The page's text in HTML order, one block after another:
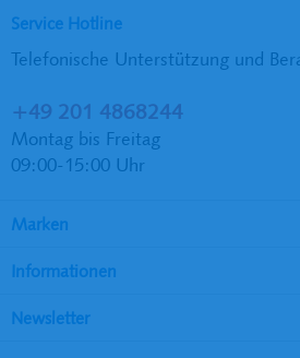
Service Hotline
Telefonische Unterstützung und
+49 201 4868244
Montag bis Freitag
09:00-15:00 Uhr
Marken
Informationen
Newsletter